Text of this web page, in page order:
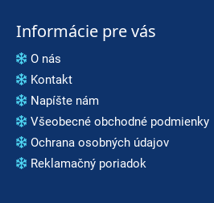
Informácie pre vás
O nás
Kontakt
Napíšte nám
Všeobecné obchodné podmienky
Ochrana osobných údajov
Reklamačný poriadok